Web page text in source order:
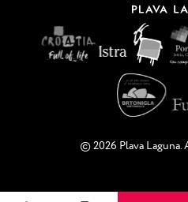
© 2026 Plava Laguna.